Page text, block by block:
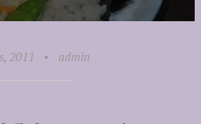
2011 • admin